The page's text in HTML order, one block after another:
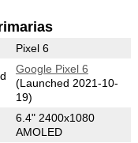
Pixel 6
Google Pixel 6
(Launched 2021-10-
19)
6.4" 2400x1080
AMOLED